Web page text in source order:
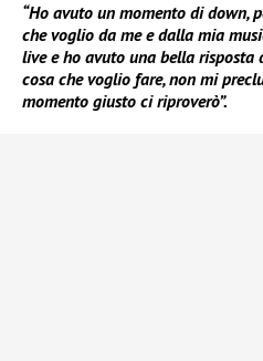
“Ho avuto un momento di down,
che voglio da me e dalla mia
live e ho avuto una bella risposta
cosa che voglio fare, non mi
momento giusto ci riproverò”.